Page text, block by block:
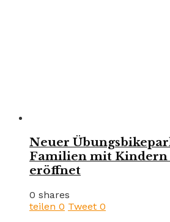
Neuer
Familien mit
eröffnet
0 shares
teilen 0 Tweet 0